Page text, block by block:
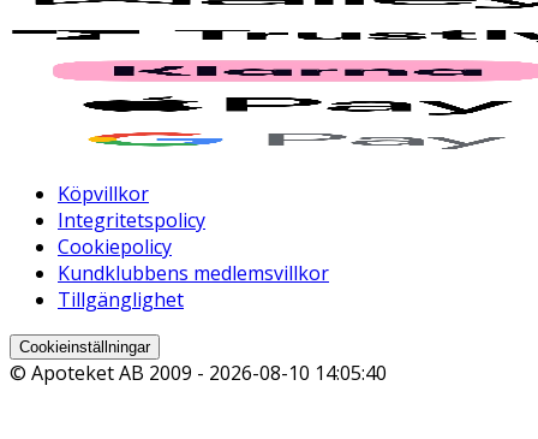
Köpvillkor
Integritetspolicy
Cookiepolicy
Kundklubbens medlemsvillkor
Tillgänglighet
Cookieinställningar
© Apoteket AB 2009 - 2026-08-10 14:05:40